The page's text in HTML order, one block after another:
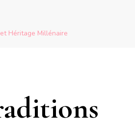
Héritage Millénaire